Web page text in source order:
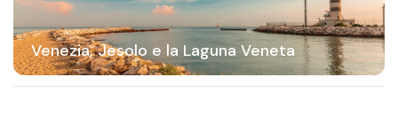
Venezia, Jesolo e la Laguna Veneta